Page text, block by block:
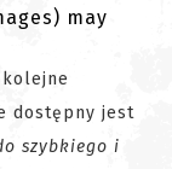
may
dostępny jest
szybkiego i